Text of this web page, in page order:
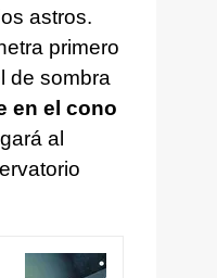
astros.
primero
de sombra
en el cono
al